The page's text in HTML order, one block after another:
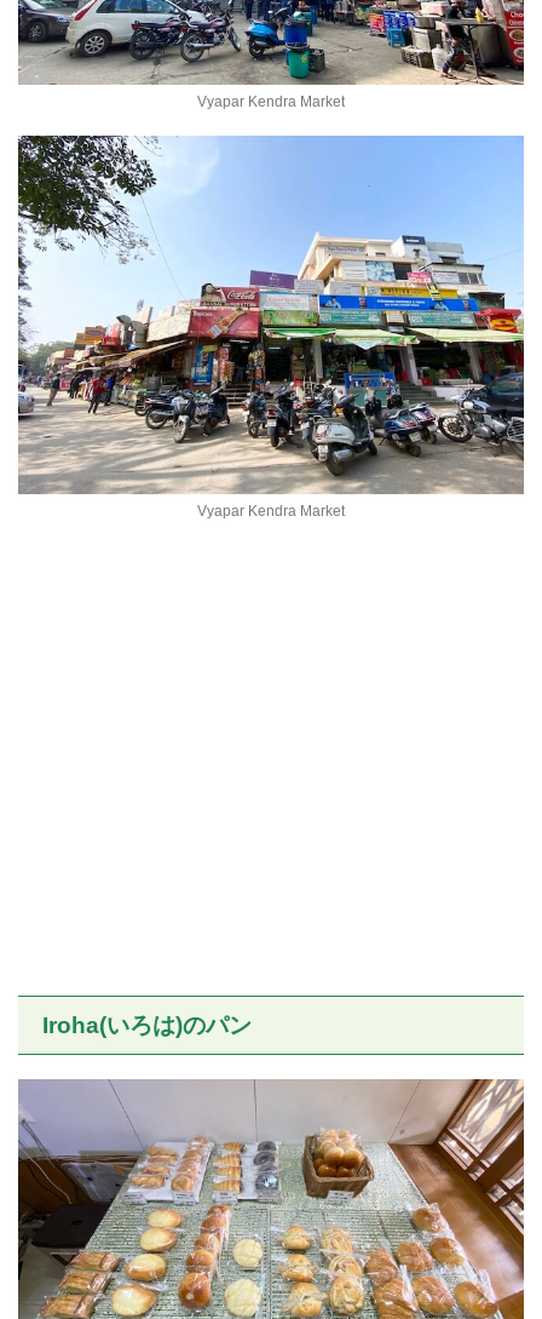
Vyapar Kendra Market
Vyapar Kendra Market
Iroha(いろは)のパン